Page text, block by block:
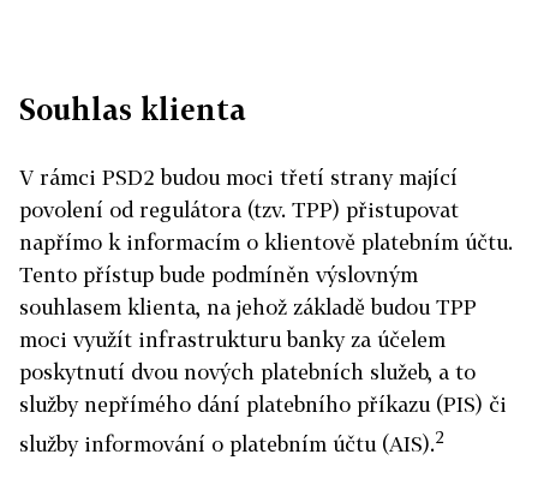
Souhlas klienta
V rámci PSD2 budou moci třetí strany mající
povolení od regulátora (tzv. TPP) přistupovat
napřímo k informacím o klientově platebním účtu.
Tento přístup bude podmíněn výslovným
souhlasem klienta, na jehož základě budou TPP
moci využít infrastrukturu banky za účelem
poskytnutí dvou nových platebních služeb, a to
služby nepřímého dání platebního příkazu (PIS) či
služby informování o platebním účtu (AIS).2